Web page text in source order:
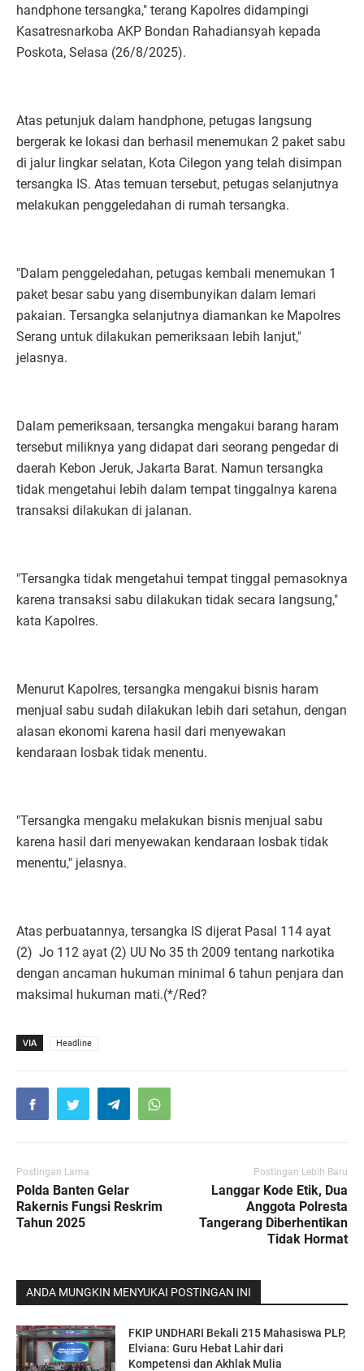
handphone tersangka," terang Kapolres didampingi
Kasatresnarkoba AKP Bondan Rahadiansyah kepada
Poskota, Selasa (26/8/2025).
Atas petunjuk dalam handphone, petugas langsung
bergerak ke lokasi dan berhasil menemukan 2 paket sabu
di jalur lingkar selatan, Kota Cilegon yang telah disimpan
tersangka IS. Atas temuan tersebut, petugas selanjutnya
melakukan penggeledahan di rumah tersangka.
"Dalam penggeledahan, petugas kembali menemukan 1
paket besar sabu yang disembunyikan dalam lemari
pakaian. Tersangka selanjutnya diamankan ke Mapolres
Serang untuk dilakukan pemeriksaan lebih lanjut,"
jelasnya.
Dalam pemeriksaan, tersangka mengakui barang haram
tersebut miliknya yang didapat dari seorang pengedar di
daerah Kebon Jeruk, Jakarta Barat. Namun tersangka
tidak mengetahui lebih dalam tempat tinggalnya karena
transaksi dilakukan di jalanan.
"Tersangka tidak mengetahui tempat tinggal pemasoknya
karena transaksi sabu dilakukan tidak secara langsung,"
kata Kapolres.
Menurut Kapolres, tersangka mengakui bisnis haram
menjual sabu sudah dilakukan lebih dari setahun, dengan
alasan ekonomi karena hasil dari menyewakan
kendaraan losbak tidak menentu.
"Tersangka mengaku melakukan bisnis menjual sabu
karena hasil dari menyewakan kendaraan losbak tidak
menentu," jelasnya.
Atas perbuatannya, tersangka IS dijerat Pasal 114 ayat
(2) Jo 112 ayat (2) UU No 35 th 2009 tentang narkotika
dengan ancaman hukuman minimal 6 tahun penjara dan
maksimal hukuman mati.(*/Red?
VIA Headline
Postingan Lama
Polda Banten Gelar
Rakernis Fungsi Reskrim
Tahun 2025
Postingan Lebih Baru
Langgar Kode Etik, Dua
Anggota Polresta
Tangerang Diberhentikan
Tidak Hormat
ANDA MUNGKIN MENYUKAI POSTINGAN INI
FKIP UNDHARI Bekali 215 Mahasiswa PLP,
Elviana: Guru Hebat Lahir dari
Kompetensi dan Akhlak Mulia